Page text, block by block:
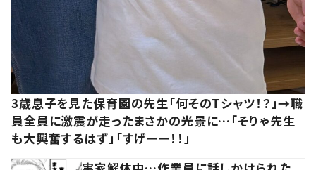
3歳息子を見た保育園の先生「何そのTシャツ！？」→職
員全員に激震が走ったまさかの光景に…「そりゃ先生
も大興奮するはず」「すげーー！！」